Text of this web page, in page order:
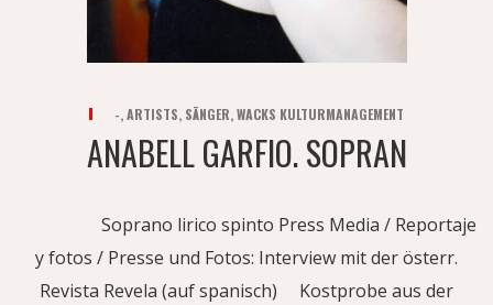
-,ARTISTS, SÄNGER,WACKS KULTURMANAGEMENT
ANABELL GARFIO. SOPRAN
Soprano lirico spinto Press Media / Reportaje
y fotos / Presse und Fotos: Interview mit der österr.
Revista Revela (auf spanisch) Kostprobe aus der